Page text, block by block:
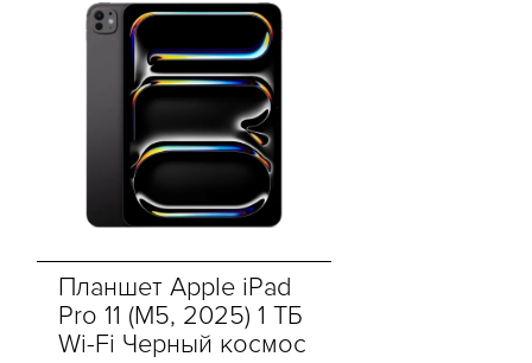
Планшет Apple iPad
Pro 11 (M5, 2025) 1 ТБ
Wi-Fi Черный космос